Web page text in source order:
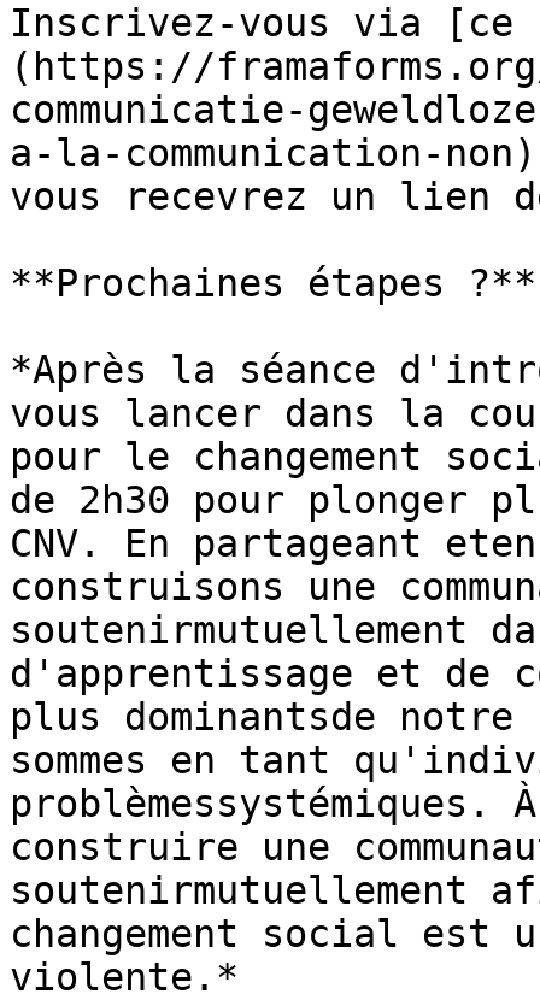
Inscrivez-vous via [ce
(https://
communicatie-
a-la-communication-
vous recevrez un lien
**Prochaines étapes ?**
*Après la séance
vous lancer dans la
pour le changement
de 2h30 pour plonger
CNV. En partageant
construisons une
soutenirmutuellement
d'apprentissage et
plus dominantsde
sommes en tant
construire une
soutenirmutuellement
changement social est
violente.*